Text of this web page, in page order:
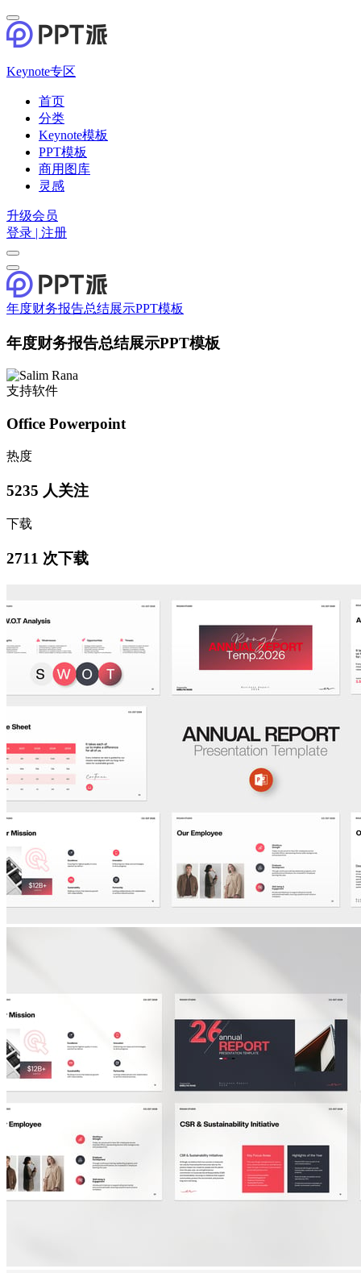
Keynote专区
首页
分类
Keynote模板
PPT模板
商用图库
灵感
升级会员
登录 | 注册
年度财务报告总结展示PPT模板
年度财务报告总结展示PPT模板
支持软件
Office Powerpoint
热度
5235 人关注
下载
2711 次下载